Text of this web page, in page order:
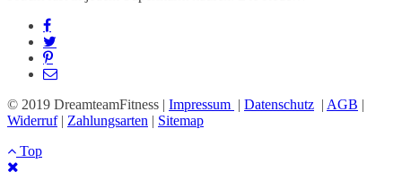
© 2019 DreamteamFitness | Impressum | Datenschutz | AGB |
Widerruf| Zahlungsarten | Sitemap
Top